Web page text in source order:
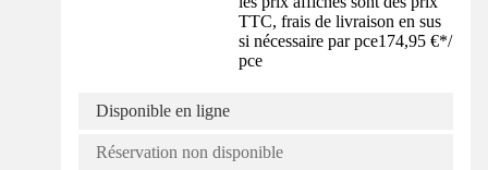
TTC, frais de livraison en sus
si nécessaire par pce174,95 €*/
pce
Disponible en ligne
Réservation non disponible